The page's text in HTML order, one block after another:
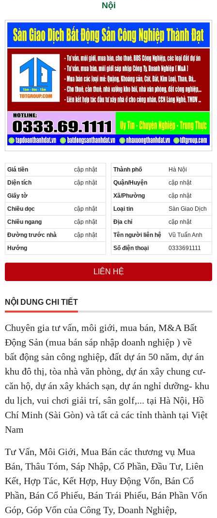
Cần thuê MBKD tại Phường Hoàng Mai
Cần thuê MBKD tại Phường Yên Hòa
Cần thuê MBKD tại Phường Nghĩa Độ
Cần thuê MBKD tại Phường Phương Liệt
Cần thuê MBKD tại Phường Khương Đình
Cần thuê MBKD tại Phường Yên Sở
Cần thuê MBKD tại Phường Hoàng Liệt
Cần thuê MBKD tại Phường Định Công
Cần thuê MBKD tại Phường Tương Mai
Cần thuê MBKD tại Phường Vĩnh Hưng
Cần thuê MBKD tại Phường Lĩnh Nam
Cần thuê MBKD tại Phường Hồng Hà
Cần thuê MBKD tại Phường Láng
Cần thuê MBKD tại Phường Kim Liên
Cần thuê MBKD tại Phường Bạch Mai
Cần thuê MBKD tại Phường Vĩnh Tuy
Nội
Giá tiền
cập nhật
Diện tích
cập nhật
Giấy tờ
Chiều dọc
cập nhật
Chiều ngang
cập nhật
Đường trước nhà
cập nhật
Hướng
Thành phố
Hà Nội
Quận/Huyện
cập nhật
Xã/Phường
cập nhật
Loại tin
Sàn Giao Dịch
Địa chỉ
cập nhật
Tên người liên hệ
Vũ Tuấn Anh
Số điện thoại
0333691111
LIÊN HỆ
NỘI DUNG CHI TIẾT
Chuyên gia tư vấn, môi giới, mua bán, M&A Bất
Động Sản (mua bán sáp nhập doanh nghiệp ) về
bất động sản công nghiệp, đất dự án 50 năm, dự án
khu đô thị, tòa nhà văn phòng, dự án xây chung cư-
căn hộ, dự án xây khách sạn, dự án nghỉ dưỡng- khu
du lịch, vui chơi giải trí, sân golf,... tại Hà Nội, Hồ
Chí Minh (Sài Gòn) và tất cả các tỉnh thành tại Việt
Nam
Tư Vấn, Môi Giới, Mua Bán các thương vụ Mua
Bán, Thâu Tóm, Sáp Nhập, Cổ Phần, Đầu Tư, Liên
Kết, Hợp Tác, Kết Hợp, Huy Động Vốn, Bán Cổ
Phần, Bán Cổ Phiếu, Bán Trái Phiếu, Bán Phần Vốn
Góp, Góp Vốn của Công Ty, Doanh Nghiệp,